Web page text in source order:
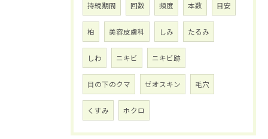
持続期間 回数 頻度 本数 目安
柏 美容皮膚科 しみ たるみ
しわ ニキビ ニキビ跡
目の下のクマ ゼオスキン 毛穴
くすみ ホクロ